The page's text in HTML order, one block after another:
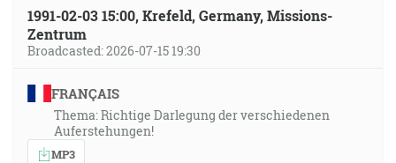
1991-02-03 15:00, Krefeld, Germany, Missions-
Zentrum
Broadcasted: 2026-07-15 19:30
FRANÇAIS
Thema: Richtige Darlegung der verschiedenen
Auferstehungen!
MP3